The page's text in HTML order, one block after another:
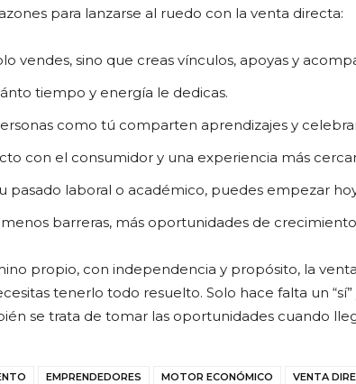
para lanzarse al ruedo con la venta directa:
vendes, sino que creas vínculos, apoyas y
tiempo y energía le dedicas.
como tú comparten aprendizajes y
con el consumidor y una experiencia más
pasado laboral o académico, puedes empezar
barreras, más oportunidades de
propio, con independencia y propósito, la
tenerlo todo resuelto. Solo hace falta un
se trata de tomar las oportunidades cuando
EMPRENDEDORES MOTOR ECONÓMICO VENTA